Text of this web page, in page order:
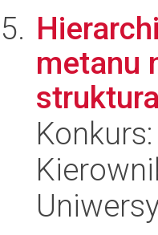
metanu
Konkurs: